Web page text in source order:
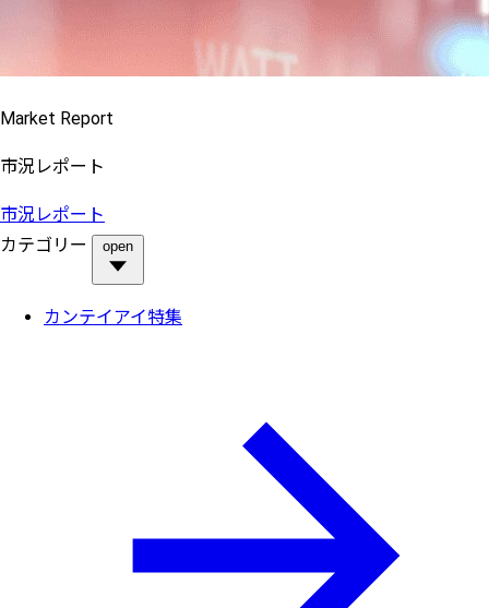
Market Report
市況レポート
市況レポート
カテゴリー
open
カンテイアイ特集